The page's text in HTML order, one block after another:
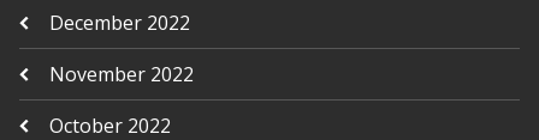
December 2022
November 2022
October 2022